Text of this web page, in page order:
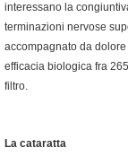
interessano la
terminazioni nervose
accompagnato da
efficacia biologica fra
filtro.
La cataratta